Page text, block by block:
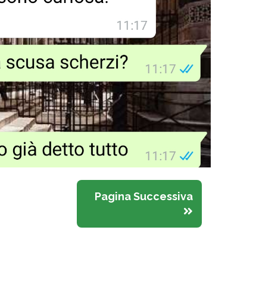
Pagina Successiva